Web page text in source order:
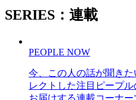
SERIES：連載
PEOPLE NOW
今、この人の話が聞き
レクトした注目ピープ